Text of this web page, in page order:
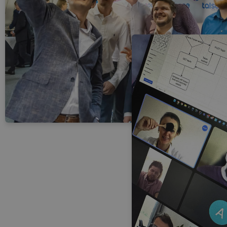
Name
_ga_XN2R3099TC